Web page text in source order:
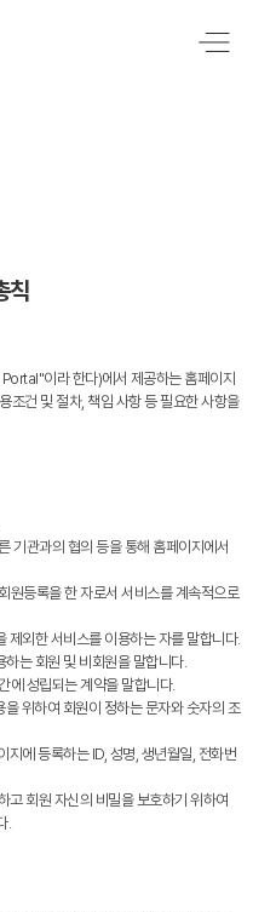
칙
이라 한다)에서 제공하는 홈페이지
조건 및 절차, 책임 사항 등 필요한 사항을
관과의 협의 등을 통해 홈페이지에서
등록을 한 자로서 서비스를 계속적으로
외한 서비스를 이용하는 자를 말합니다.
는 회원 및 비회원을 말합니다.
성립되는 계약을 말합니다.
위하여 회원이 정하는 문자와 숫자의 조
에 등록하는 ID, 성명, 생년월일, 전화번
회원 자신의 비밀을 보호하기 위하여
.